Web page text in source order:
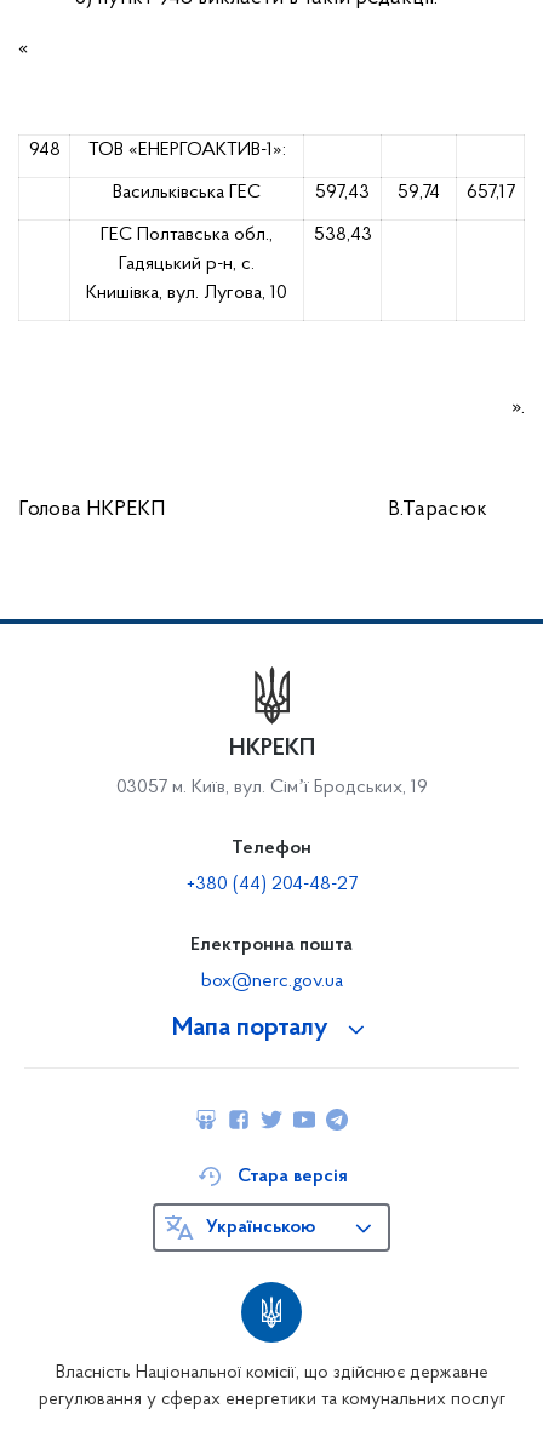
«
948 ТОВ «ЕНЕРГОАКТИВ-1»:
Васильківська ГЕС 597,43 59,74 657,17
ГЕС Полтавська обл.,
Гадяцький р-н, с.
Книшівка, вул. Лугова, 10
538,43
».
Голова НКРЕКП В.Тарасюк
Мапа порталу
НКРЕКП
03057 м. Київ, вул. Сімʼї Бродських, 19
Телефон
+380 (44) 204-48-27
Електронна пошта
box@nerc.gov.ua
Власність Національної комісії, що здійснює державне
регулювання у сферах енергетики та комунальних послуг
Стара версія
Українською